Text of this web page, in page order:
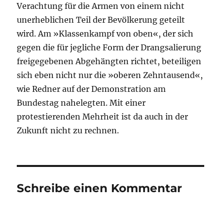
Verachtung für die Armen von einem nicht
unerheblichen Teil der Bevölkerung geteilt
wird. Am »Klassenkampf von oben«, der sich
gegen die für jegliche Form der Drangsalierung
freigegebenen Abgehängten richtet, beteiligen
sich eben nicht nur die »oberen Zehntausend«,
wie Redner auf der Demons­tration am
Bundestag nahelegten. Mit einer
protestierenden Mehrheit ist da auch in der
Zukunft nicht zu rechnen.
Schreibe einen Kommentar